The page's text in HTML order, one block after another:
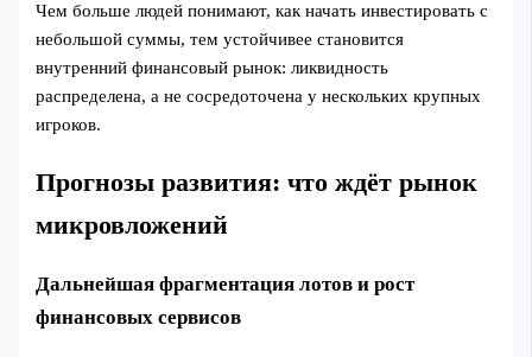
Чем больше людей понимают, как начать инвестировать с
небольшой суммы, тем устойчивее становится
внутренний финансовый рынок: ликвидность
распределена, а не сосредоточена у нескольких крупных
игроков.
Прогнозы развития: что ждёт рынок
микровложений
Дальнейшая фрагментация лотов и рост
финансовых сервисов